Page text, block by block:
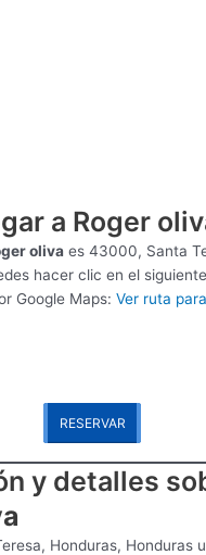
a Roger
oliva es 43000, Santa
hacer clic en el
Google Maps: Ver ruta
RESERVAR
y detalles
Honduras, Honduras